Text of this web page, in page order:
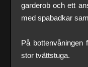
garderob och ett
med spabadkar
På
stor tvättstuga.